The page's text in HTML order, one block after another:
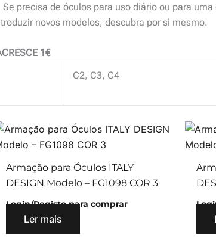
precisa de óculos para uso diário ou para
novos modelos, descubra por si mesmo.
1€
C2, C3, C4
Armação para Óculos ITALY
DESIGN Modelo – FG1098 COR 3
Login/Registo para comprar
Ler mais